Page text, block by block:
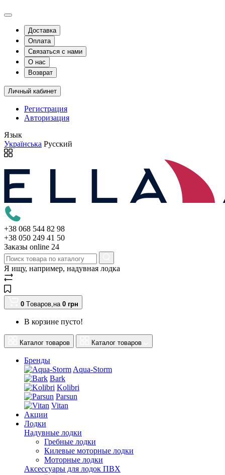
Доставка
Оплата
Связаться с нами
О нас
Возврат
Личный кабинет
Регистрация
Авторизация
Язык
Українська Русский
+38 068 544 82 98
+38 050 249 41 50
Заказы оnline 24
Я ищу, например, надувная лодка
0 Tоваров,на 0 грн
В корзине пусто!
Каталог товаров Каталог товаров
Бренды
Aqua-Storm
Bark
Kolibri
Parsun
Vitan
Акции
Лодки
Надувные лодки
Гребные лодки
Килевые моторные лодки
Моторные лодки
Аксессуары для лодок ПВХ